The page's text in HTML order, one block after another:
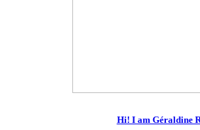
Hi! I am Géraldine